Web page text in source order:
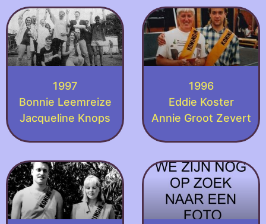
1997
Bonnie Leemreize
Jacqueline Knops
1996
Eddie Koster
Annie Groot Zevert